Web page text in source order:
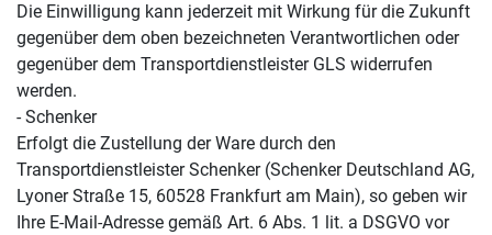
Die Einwilligung kann jederzeit mit Wirkung für die Zukunft
gegenüber dem oben bezeichneten Verantwortlichen oder
gegenüber dem Transportdienstleister GLS widerrufen
werden.
- Schenker
Erfolgt die Zustellung der Ware durch den
Transportdienstleister Schenker (Schenker Deutschland AG,
Lyoner Straße 15, 60528 Frankfurt am Main), so geben wir
Ihre E-Mail-Adresse gemäß Art. 6 Abs. 1 lit. a DSGVO vor